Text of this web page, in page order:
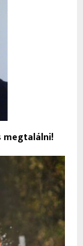
megtalálni!